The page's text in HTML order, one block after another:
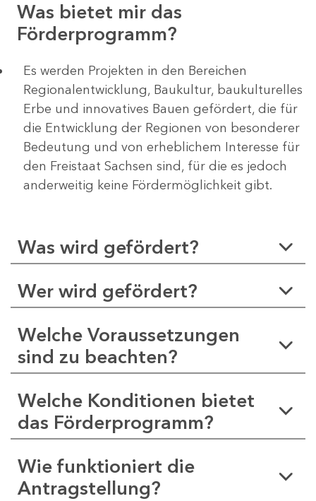
Was bietet mir das
Förderprogramm?
Es werden Projekten in den Bereichen
Regionalentwicklung, Baukultur, baukulturelles
Erbe und innovatives Bauen gefördert, die für
die Entwicklung der Regionen von besonderer
Bedeutung und von erheblichem Interesse für
den Freistaat Sachsen sind, für die es jedoch
anderweitig keine Fördermöglichkeit gibt.
Was wird gefördert?
Wer wird gefördert?
Welche Voraussetzungen
sind zu beachten?
Welche Konditionen bietet
das Förderprogramm?
Wie funktioniert die
Antragstellung?